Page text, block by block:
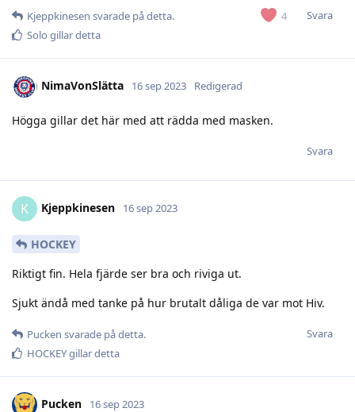
4 Svara
Kjeppkinesen svarade på detta.
Solo gillar detta
NimaVonSlätta 16 sep 2023 Redigerad
Högga gillar det här med att rädda med masken.
Svara
K Kjeppkinesen 16 sep 2023
HOCKEY
Riktigt fin. Hela fjärde ser bra och riviga ut.
Sjukt ändå med tanke på hur brutalt dåliga de var mot Hiv.
Svara
Pucken svarade på detta.
HOCKEYgillar detta
Pucken 16 sep 2023